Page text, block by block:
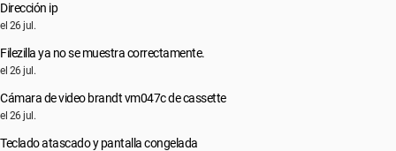
Dirección ip
el 26 jul.
Filezilla ya no se muestra correctamente.
el 26 jul.
Cámara de video brandt vm047c de cassette
el 26 jul.
Teclado atascado y pantalla congelada